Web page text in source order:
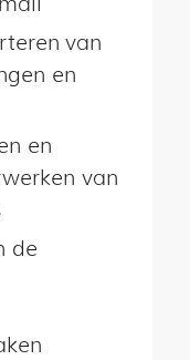
van
en
en
van
de